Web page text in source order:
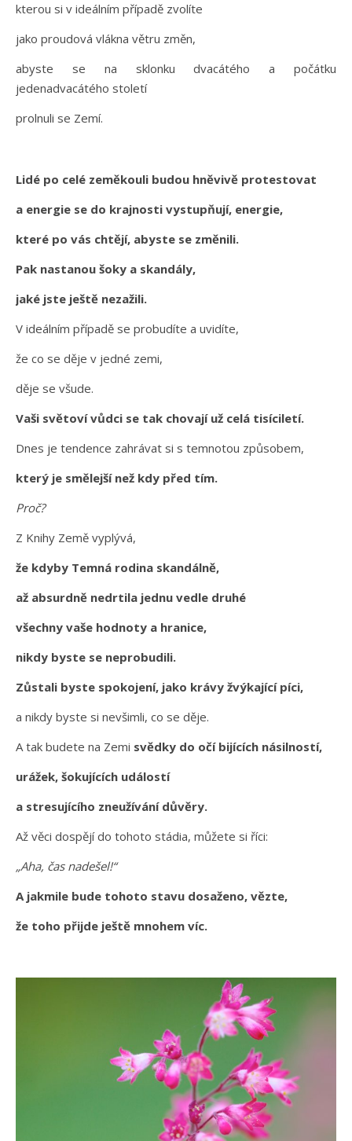
kterou si v ideálním případě zvolíte
jako proudová vlákna větru změn,
abyste se na sklonku dvacátého a počátku
jedenadvacátého století
prolnuli se Zemí.
Lidé po celé zeměkouli budou hněvivě protestovat
a energie se do krajnosti vystupňují, energie,
které po vás chtějí, abyste se změnili.
Pak nastanou šoky a skandály,
jaké jste ještě nezažili.
V ideálním případě se probudíte a uvidíte,
že co se děje v jedné zemi,
děje se všude.
Vaši světoví vůdci se tak chovají už celá tisíciletí.
Dnes je tendence zahrávat si s temnotou způsobem,
který je smělejší než kdy před tím.
Proč?
Z Knihy Země vyplývá,
že kdyby Temná rodina skandálně,
až absurdně nedrtila jednu vedle druhé
všechny vaše hodnoty a hranice,
nikdy byste se neprobudili.
Zůstali byste spokojení, jako krávy žvýkající píci,
a nikdy byste si nevšimli, co se děje.
A tak budete na Zemi svědky do očí bijících násilností,
urážek, šokujících událostí
a stresujícího zneužívání důvěry.
Až věci dospějí do tohoto stádia, můžete si říci:
„Aha, čas nadešel!“
A jakmile bude tohoto stavu dosaženo, vězte,
že toho přijde ještě mnohem víc.